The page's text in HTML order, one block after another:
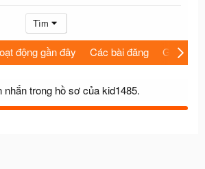
Tìm
động gần đây Các bài đăng Giới thiệu
nhắn trong hồ sơ của kid1485.